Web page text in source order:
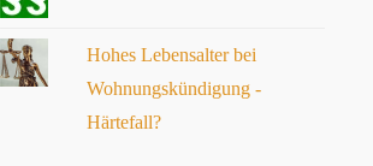
dabei stets Rücksprache gehalten
die Kommunikation mit der
übernommen. In jeder
uns offen dargelegt, wie es rechtlich
und was nicht. Wir haben uns immer
Hohes Lebensalter bei
Wohnungskündigung -
Härtefall?